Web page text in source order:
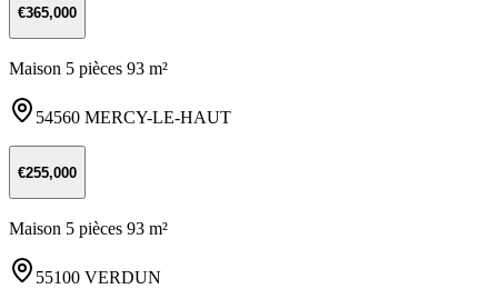
€365,000
Maison 5 pièces 93 m²
54560 MERCY-LE-HAUT
€255,000
Maison 5 pièces 93 m²
55100 VERDUN